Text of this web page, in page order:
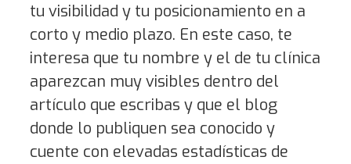
tu visibilidad y tu posicionamiento en a
corto y medio plazo. En este caso, te
interesa que tu nombre y el de tu clínica
aparezcan muy visibles dentro del
artículo que escribas y que el blog
donde lo publiquen sea conocido y
cuente con elevadas estadísticas de